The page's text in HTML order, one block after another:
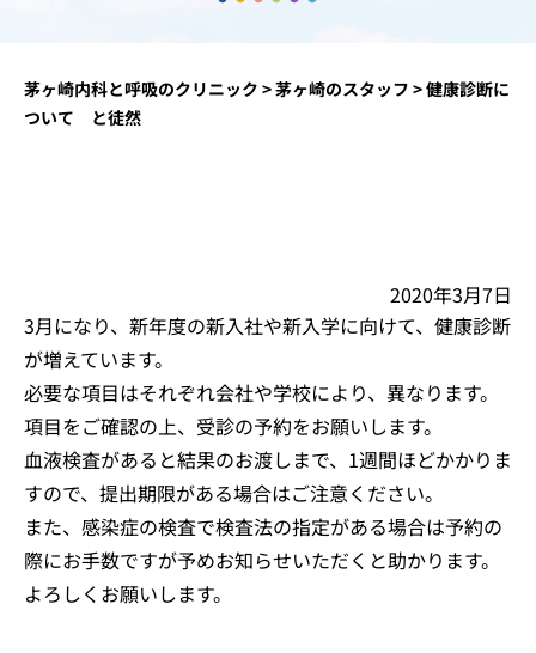
茅ヶ崎内科と呼吸のクリニック >茅ヶ崎のスタッフ >健康診断に
ついて と徒然
2020年3月7日
3月になり、新年度の新入社や新入学に向けて、健康診断
が増えています。
必要な項目はそれぞれ会社や学校により、異なります。
項目をご確認の上、受診の予約をお願いします。
血液検査があると結果のお渡しまで、1週間ほどかかりま
すので、提出期限がある場合はご注意ください。
また、感染症の検査で検査法の指定がある場合は予約の
際にお手数ですが予めお知らせいただくと助かります。
よろしくお願いします。